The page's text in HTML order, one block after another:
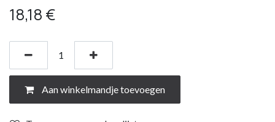
18,18 €
Aan winkelmandje toevoegen